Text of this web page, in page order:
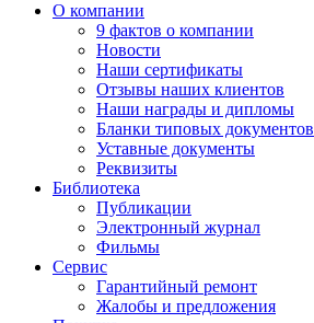
О компании
9 фактов о компании
Новости
Наши сертификаты
Отзывы наших клиентов
Наши награды и дипломы
Бланки типовых документов
Уставные документы
Реквизиты
Библиотека
Публикации
Электронный журнал
Фильмы
Сервис
Гарантийный ремонт
Жалобы и предложения